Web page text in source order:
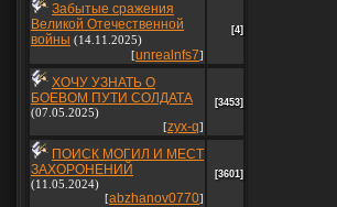
Забытые сражения
Великой Отечественной
войны (14.11.2025)
[unrealnfs7]
[4]
ХОЧУ УЗНАТЬ О
БОЕВОМ ПУТИ СОЛДАТА
(07.05.2025)
[zyx-q]
[3453]
ПОИСК МОГИЛ И МЕСТ
ЗАХОРОНЕНИЙ
(11.05.2024)
[abzhanov0770]
[3601]